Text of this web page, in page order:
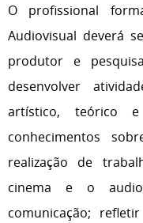
O profissional
Audiovisual deverá
produtor e
desenvolver
artístico, teórico
conhecimentos
realização de
cinema e o
comunicação;